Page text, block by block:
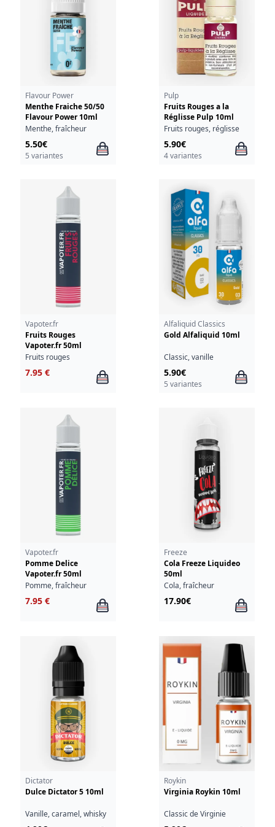
Flavour Power
Menthe Fraiche 50/50
Flavour Power 10ml
Menthe, fraîcheur
5.50€
5 variantes
Pulp
Fruits Rouges a la
Réglisse Pulp 10ml
Fruits rouges, réglisse
5.90€
4 variantes
Vapoter.fr
Fruits Rouges
Vapoter.fr 50ml
Fruits rouges
7.95 €
Alfaliquid Classics
Gold Alfaliquid 10ml
Classic, vanille
5.90€
5 variantes
Vapoter.fr
Pomme Delice
Vapoter.fr 50ml
Pomme, fraîcheur
7.95 €
Freeze
Cola Freeze Liquideo
50ml
Cola, fraîcheur
17.90€
Dictator
Dulce Dictator 5 10ml
Vanille, caramel, whisky
Roykin
Virginia Roykin 10ml
Classic de Virginie